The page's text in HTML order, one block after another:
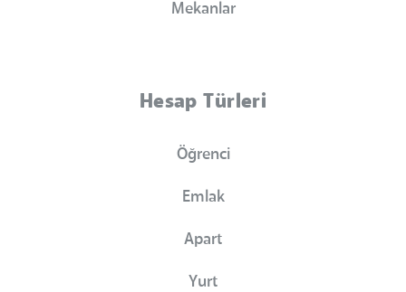
Mekanlar
Hesap Türleri
Öğrenci
Emlak
Apart
Yurt